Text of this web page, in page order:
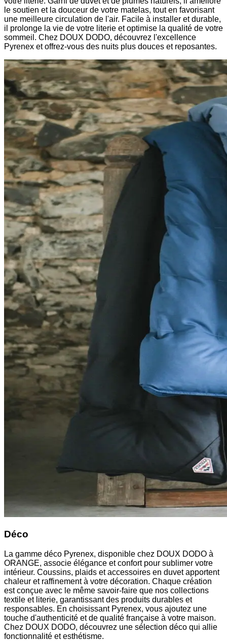
le soutien et la douceur de votre matelas, tout en favorisant
une meilleure circulation de l'air. Facile à installer et durable,
il prolonge la vie de votre literie et optimise la qualité de votre
sommeil. Chez DOUX DODO, découvrez l'excellence
Pyrenex et offrez-vous des nuits plus douces et reposantes.
Déco
La gamme déco Pyrenex, disponible chez DOUX DODO à
ORANGE, associe élégance et confort pour sublimer votre
intérieur. Coussins, plaids et accessoires en duvet apportent
chaleur et raffinement à votre décoration. Chaque création
est conçue avec le même savoir-faire que nos collections
textile et literie, garantissant des produits durables et
responsables. En choisissant Pyrenex, vous ajoutez une
touche d'authenticité et de qualité française à votre maison.
Chez DOUX DODO, découvrez une sélection déco qui allie
fonctionnalité et esthétisme.